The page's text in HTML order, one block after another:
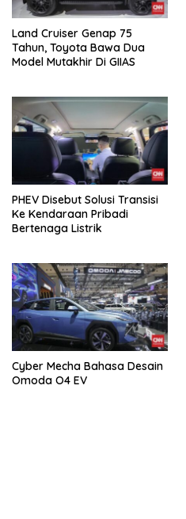
Land Cruiser Genap 75
Tahun, Toyota Bawa Dua
Model Mutakhir Di GIIAS
PHEV Disebut Solusi Transisi
Ke Kendaraan Pribadi
Bertenaga Listrik
Cyber Mecha Bahasa Desain
Omoda O4 EV